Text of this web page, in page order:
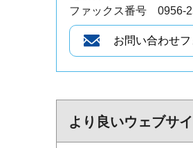
ファックス番号 0956-
より良いウェブサ